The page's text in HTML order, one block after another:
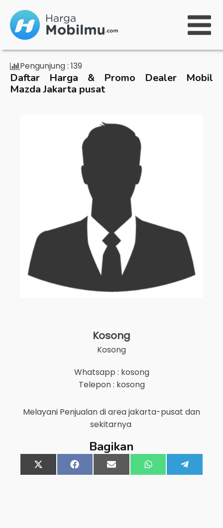
Pengunjung : 139
Daftar Harga & Promo Dealer Mobil
Mazda Jakarta pusat
Kosong
Kosong
Whatsapp : kosong
Telepon : kosong
Melayani Penjualan di areajakarta-pusat dan
sekitarnya
Bagikan
Share
on
X
(Twitter)
Share
on
FacebookShare
on
Email Share
on
WhatsApp
on